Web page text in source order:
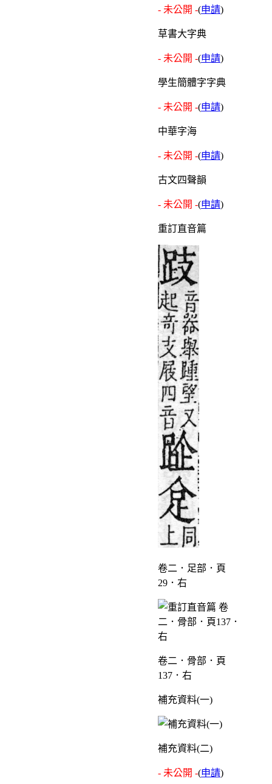
- 未公開 -(申請)
草書大字典
- 未公開 -(申請)
學生簡體字字典
- 未公開 -(申請)
中華字海
- 未公開 -(申請)
古文四聲韻
- 未公開 -(申請)
重訂直音篇
卷二．足部．頁
29．右
卷二．骨部．頁
137．右
補充資料(一)
補充資料(二)
- 未公開 -(申請)